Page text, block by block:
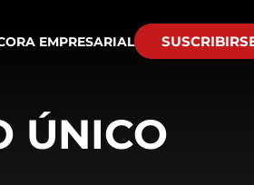
EMPRESARIAL
ÚNICO